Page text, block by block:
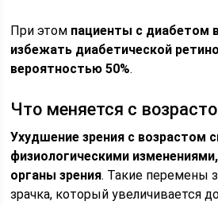
При этом пациенты с диабетом
избежать диабетической
вероятностью 50%.
Что меняется с
Ухудшение зрения с возрастом
физиологическими
органы зрения. Такие перемены
зрачка, который увеличивается